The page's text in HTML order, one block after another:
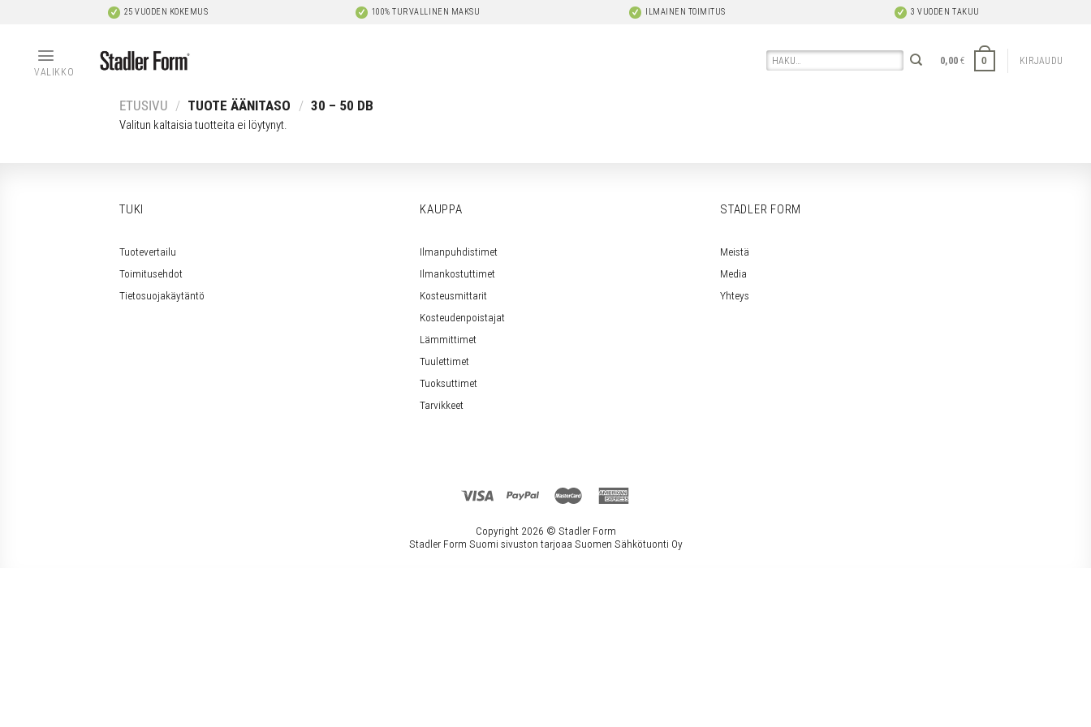
25 VUODEN KOKEMUS 100% TURVALLINEN MAKSU ILMAINEN TOIMITUS 3 VUODEN TAKUU
VALIKKO
Etsi:
0,00€ 0 KIRJAUDU
ETUSIVU / TUOTE ÄÄNITASO / 30 – 50 DB
Valitun kaltaisia tuotteita ei löytynyt.
TUKI
Tuotevertailu
Toimitusehdot
Tietosuojakäytäntö
KAUPPA
Ilmanpuhdistimet
Ilmankostuttimet
Kosteusmittarit
Kosteudenpoistajat
Lämmittimet
Tuulettimet
Tuoksuttimet
Tarvikkeet
STADLER FORM
Meistä
Media
Yhteys
Copyright 2026 © Stadler Form
Stadler Form Suomi sivuston tarjoaa Suomen Sähkötuonti Oy